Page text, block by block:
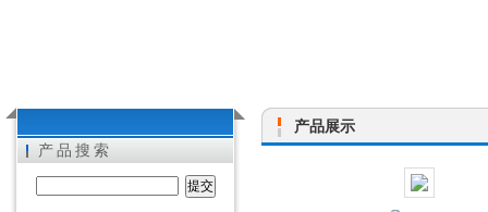
产品搜索
产品展示